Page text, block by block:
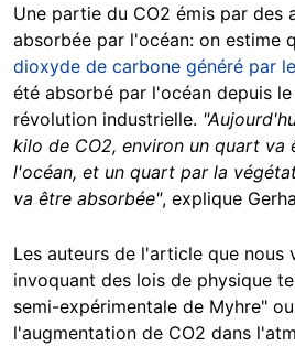
Une partie du CO2 émis par des
absorbée par l'océan: on estime
dioxyde de carbone généré par
été absorbé par l'océan depuis
révolution industrielle.
kilo de CO2, environ un quart va
l'océan, et un quart par la
va être absorbée", explique
Les auteurs de l'article que nous
invoquant des lois de physique
semi-expérimentale de Myhre"
l'augmentation de CO2 dans